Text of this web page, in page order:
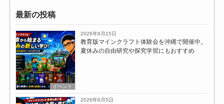
最新の投稿
イベント
2026年6月15日
教育版マインクラフト体験会を沖縄で開催中。
夏休みの自由研究や探究学習にもおすすめ
2026年6月5日